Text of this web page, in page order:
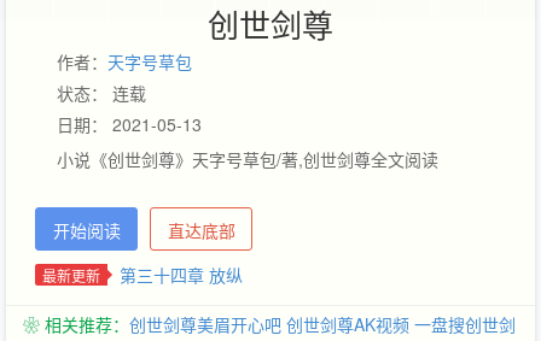
创世剑尊
作者： 天字号草包
状态： 连载
日期： 2021-05-13
小说《创世剑尊》天字号草包/著,创世剑尊全文阅读
开始阅读 直达底部
最新更新 第三十四章 放纵
❀ 相关推荐： 创世剑尊美眉开心吧 创世剑尊AK视频 一盘搜创世剑